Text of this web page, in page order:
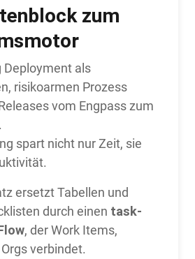
zum
Deployment als
risikoarmen Prozess
vom Engpass zum
spart nicht nur Zeit, sie
ersetzt Tabellen und
durch einen task-
, der Work Items,
verbindet.